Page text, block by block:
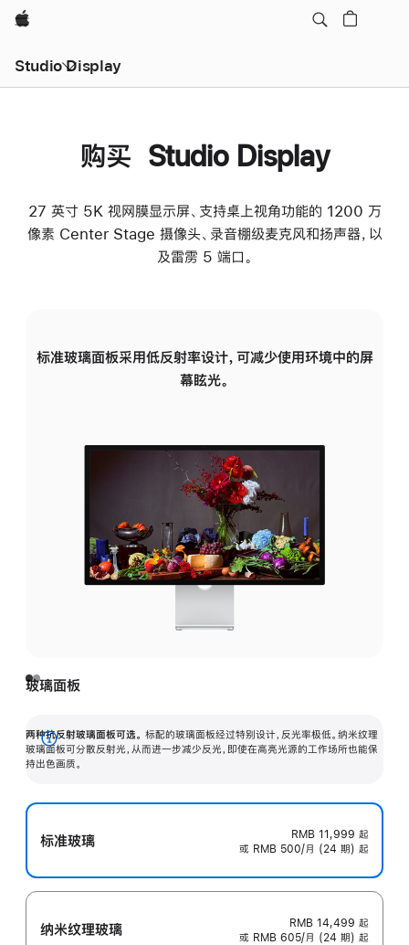
Apple
Studio Display
购买 Studio Display
27 英寸 5K 视网膜显示屏、支持桌上视角功能的 1200 万
像素 Center Stage 摄像头、录音棚级麦克风和扬声器，以
及雷雳 5 端口。
标准玻璃面板采用低反射率设计，可减少使用环境中的屏
幕眩光。
玻璃面板
两种抗反射玻璃面板可选。 标配的玻璃面板经过特别设计，反光率极低。纳米纹理
玻璃面板可分散反射光，从而进一步减少反光，即使在高亮光源的工作场所也能保
持出色画质。
展
开
标准玻璃 RMB 11,999 起
或 RMB 500/月 (24 期) 起
纳米纹理玻璃 RMB 14,499 起
或 RMB 605/月 (24 期) 起